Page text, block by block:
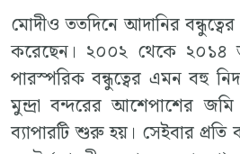
মোদীও ততদিনে আদানির
করেছেন। ২০০২ থেকে ২০১৪
পারস্পরিক বন্ধুত্বের এমন বহু
মুন্দ্রা বন্দরের আশেপাশের জমি
ব্যাপারটি শুরু হয়। সেইবার প্রতি